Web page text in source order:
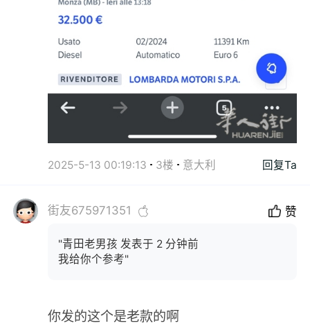
2025-5-13 00:19:13 3楼 意大利 回复Ta
街友675971351 赞
"青田老男孩 发表于 2 分钟前
我给你个参考"
你发的这个是老款的啊